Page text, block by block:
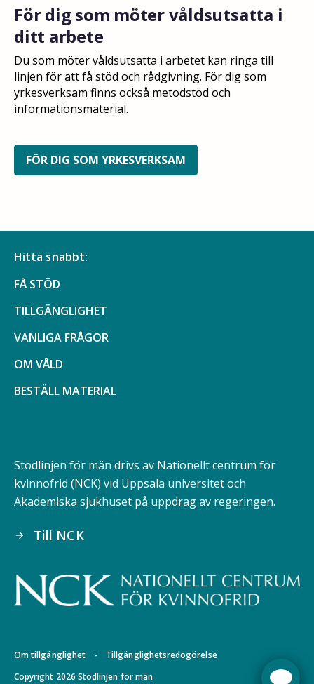
För dig som möter våldsutsatta i
ditt arbete
Du som möter våldsutsatta i arbetet kan ringa till
linjen för att få stöd och rådgivning. För dig som
yrkesverksam finns också metodstöd och
informationsmaterial.
FÖR DIG SOM YRKESVERKSAM
Hitta snabbt:
FÅ STÖD
TILLGÄNGLIGHET
VANLIGA FRÅGOR
OM VÅLD
BESTÄLL MATERIAL
Stödlinjen för män drivs av Nationellt centrum för
kvinnofrid (NCK) vid Uppsala universitet och
Akademiska sjukhuset på uppdrag av regeringen.
arrow_forward Till NCK
Copyright 2026 Stödlinjen för män
Om tillgänglighet - Tillgänglighetsredogörelse